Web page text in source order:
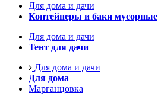
Для дома и дачи
Контейнеры и баки мусорные
Для дома и дачи
Тент для дачи
Для дома и дачи
Для дома
Марганцовка